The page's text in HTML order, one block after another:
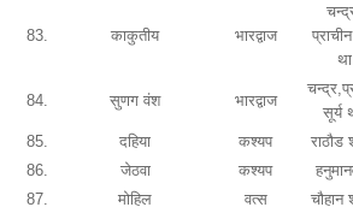
83. काकुतीय भारद्वाज
था
84. सुणग वंश भारद्वाज
सूर्य
85. दहिया कश्यप राठौड
86.
जेठवा कश्यप
87.
मोहिल वत्स चौहान